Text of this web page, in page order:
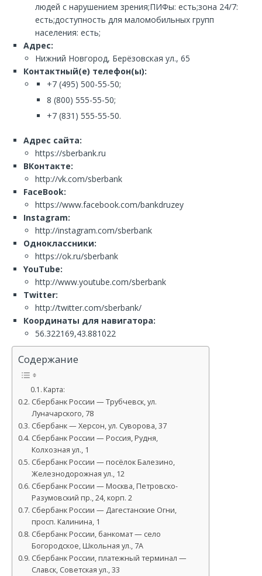
людей с нарушением зрения;ПИФы: есть;зона 24/7:
есть;доступность для маломобильных групп
населения: есть;
Адрес:
Нижний Новгород, Берёзовская ул., 65
Контактный(е) телефон(ы):
+7 (495) 500-55-50;
8 (800) 555-55-50;
+7 (831) 555-55-50.
Адрес сайта:
https://sberbank.ru
ВКонтакте:
http://vk.com/sberbank
FaceBook:
https://www.facebook.com/bankdruzey
Instagram:
http://instagram.com/sberbank
Одноклассники:
https://ok.ru/sberbank
YouTube:
http://www.youtube.com/sberbank
Twitter:
http://twitter.com/sberbank/
Координаты для навигатора:
56.322169,43.881022
Содержание
Карта:
Сбербанк России — Трубчевск, ул.
Луначарского, 78
Сбербанк — Херсон, ул. Суворова, 37
Сбербанк России — Россия, Рудня,
Колхозная ул., 1
Сбербанк России — посёлок Балезино,
Железнодорожная ул., 12
Сбербанк России — Москва, Петровско-
Разумовский пр., 24, корп. 2
Сбербанк России — Дагестанские Огни,
просп. Калинина, 1
Сбербанк России, банкомат — село
Богородское, Школьная ул., 7А
Сбербанк России, платежный терминал —
Славск, Советская ул., 33